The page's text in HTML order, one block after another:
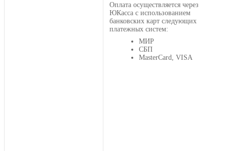
Оплата осуществляется через
ЮКасса с использованием
банковских карт следующих
платежных систем:
МИР
СБП
MasterCard, VISA